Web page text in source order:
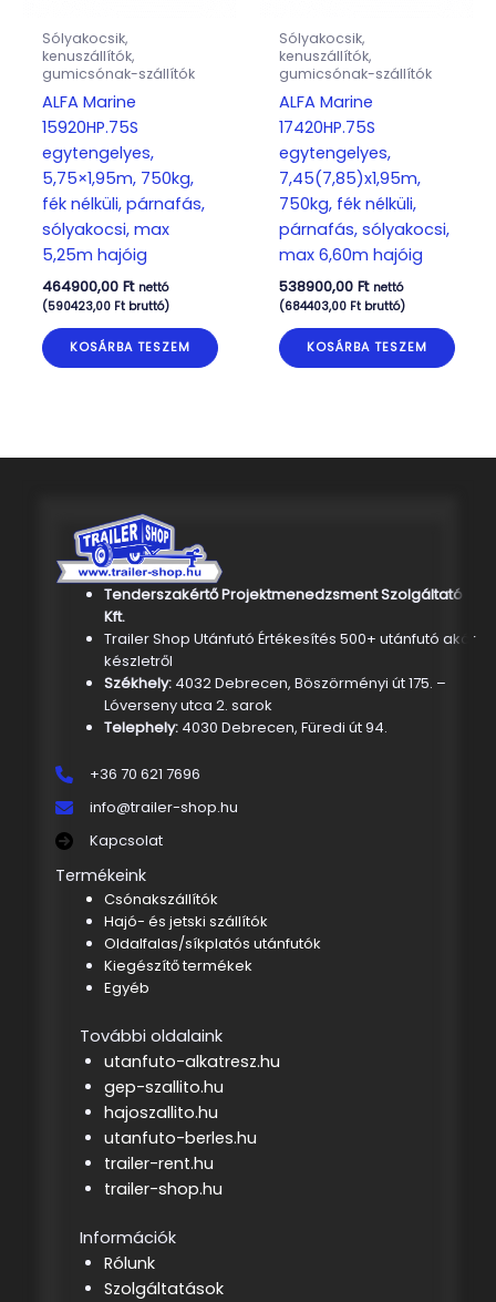
Sólyakocsik,
kenuszállítók,
gumicsónak-szállítók
ALFA Marine
15920HP.75S
egytengelyes,
5,75×1,95m, 750kg,
fék nélküli, párnafás,
sólyakocsi, max
5,25m hajóig
464900,00 Ft nettó
(590423,00 Ftbruttó)
KOSÁRBA TESZEM
Sólyakocsik,
kenuszállítók,
gumicsónak-szállítók
ALFA Marine
17420HP.75S
egytengelyes,
7,45(7,85)x1,95m,
750kg, fék nélküli,
párnafás, sólyakocsi,
max 6,60m hajóig
538900,00 Ft nettó
(684403,00 Ftbruttó)
KOSÁRBA TESZEM
Tenderszakértő Projektmenedzsment Szolgáltató
Kft.
Trailer Shop Utánfutó Értékesítés 500+ utánfutó akár
készletről
Székhely: 4032 Debrecen, Böszörményi út 175. –
Lóverseny utca 2. sarok
Telephely:4030 Debrecen, Füredi út 94.
+36 70 621 7696
info@trailer-shop.hu
Kapcsolat
Termékeink
Csónakszállítók
Hajó- és jetski szállítók
Oldalfalas/síkplatós utánfutók
Kiegészítő termékek
Egyéb
További oldalaink
utanfuto-alkatresz.hu
gep-szallito.hu
hajoszallito.hu
utanfuto-berles.hu
trailer-rent.hu
trailer-shop.hu
Információk
Rólunk
Szolgáltatások